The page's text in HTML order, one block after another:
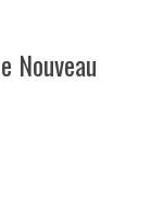
Nouveau